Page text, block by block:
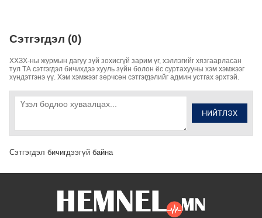
Сэтгэгдэл (0)
ХХЗХ-ны журмын дагуу зүй зохисгүй зарим үг, хэллэгийг хязгаарласан
тул ТА сэтгэгдэл бичихдээ хууль зүйн болон ёс суртахууны хэм хэмжээг
хүндэтгэнэ үү. Хэм хэмжээг зөрчсөн сэтгэгдэлийг админ устгах эрхтэй.
НИЙТЛЭХ
Сэтгэгдэл бичигдээгүй байна